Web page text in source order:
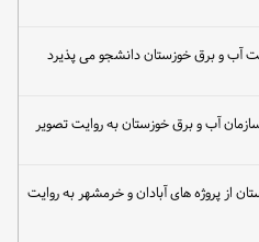
آب و برق خوزستان دانشجو می پذیرد
آب و برق خوزستان به روایت تصویر
از پروژه های آبادان و خرمشهر به روایت